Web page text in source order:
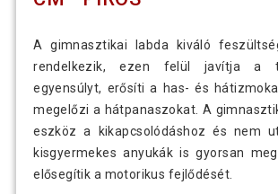
A gimnasztikai labda kiváló
rendelkezik, ezen felül javítja a
egyensúlyt, erősíti a has- és
megelőzi a hátpanaszokat. A
eszköz a kikapcsolódáshoz és nem
kisgyermekes anyukák is gyorsan
elősegítik a motorikus fejlődését.